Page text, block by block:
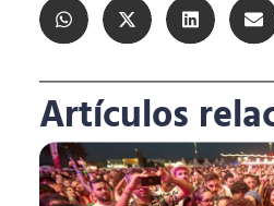
Artículos